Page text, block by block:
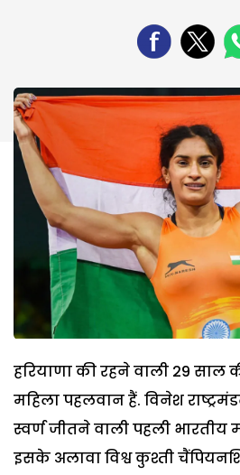
हरियाणा की रहने वाली 29 साल
महिला पहलवान हैं. विनेश
स्वर्ण जीतने वाली पहली भारतीय
इसके अलावा विश्व कुश्ती